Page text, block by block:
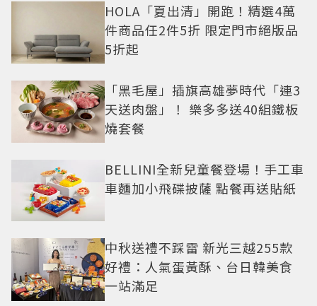
HOLA「夏出清」開跑！精選4萬
件商品任2件5折 限定門市絕版品
5折起
「黑毛屋」插旗高雄夢時代「連3
天送肉盤」！ 樂多多送40組鐵板
燒套餐
BELLINI全新兒童餐登場！手工車
車麵加小飛碟披薩 點餐再送貼紙
中秋送禮不踩雷 新光三越255款
好禮：人氣蛋黃酥、台日韓美食
一站滿足